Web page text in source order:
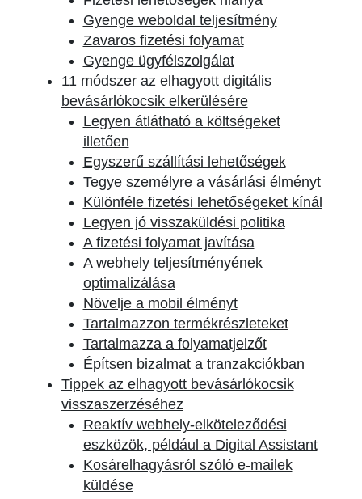
Gyenge weboldal teljesítmény
Zavaros fizetési folyamat
Gyenge ügyfélszolgálat
11 módszer az elhagyott digitális
bevásárlókocsik elkerülésére
Legyen átlátható a költségeket
illetően
Egyszerű szállítási lehetőségek
Tegye személyre a vásárlási élményt
Különféle fizetési lehetőségeket kínál
Legyen jó visszaküldési politika
A fizetési folyamat javítása
A webhely teljesítményének
optimalizálása
Növelje a mobil élményt
Tartalmazzon termékrészleteket
Tartalmazza a folyamatjelzőt
Építsen bizalmat a tranzakciókban
Tippek az elhagyott bevásárlókocsik
visszaszerzéséhez
Reaktív webhely-elköteleződési
eszközök, például a Digital Assistant
Kosárelhagyásról szóló e-mailek
küldése